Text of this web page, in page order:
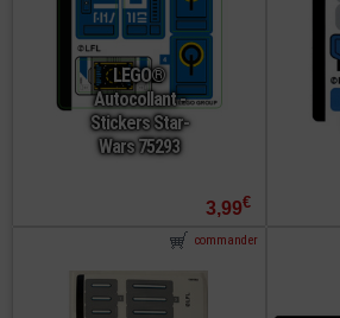
LEGO®
Autocollant -
Stickers Star-
Wars 75293
3,99€
commander